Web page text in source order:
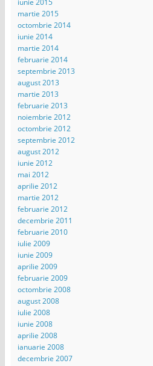
iunie 2015
martie 2015
octombrie 2014
iunie 2014
martie 2014
februarie 2014
septembrie 2013
august 2013
martie 2013
februarie 2013
noiembrie 2012
octombrie 2012
septembrie 2012
august 2012
iunie 2012
mai 2012
aprilie 2012
martie 2012
februarie 2012
decembrie 2011
februarie 2010
iulie 2009
iunie 2009
aprilie 2009
februarie 2009
octombrie 2008
august 2008
iulie 2008
iunie 2008
aprilie 2008
ianuarie 2008
decembrie 2007